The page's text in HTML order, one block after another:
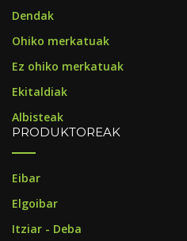
Dendak
Ohiko merkatuak
Ez ohiko merkatuak
Ekitaldiak
Albisteak
PRODUKTOREAK
Eibar
Elgoibar
Itziar - Deba